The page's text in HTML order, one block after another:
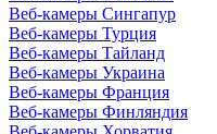
Веб-камеры Сингапур
Веб-камеры Турция
Веб-камеры Тайланд
Веб-камеры Украина
Веб-камеры Франция
Веб-камеры Финляндия